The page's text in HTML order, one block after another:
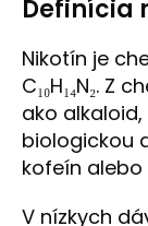
Definícia
Nikotín je
C₁₀H₁₄N₂.
ako
biologickou
kofeín
V nízkych